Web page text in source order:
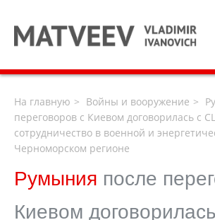
На главную Войны и вооружение
переговоров с Киевом договорилась с
сотрудничество в военной и
Черноморском регионе
Румыния после
Киевом